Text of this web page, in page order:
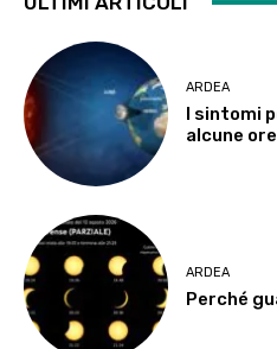
ARDEA
I sintomi
alcune ore
ARDEA
Perché